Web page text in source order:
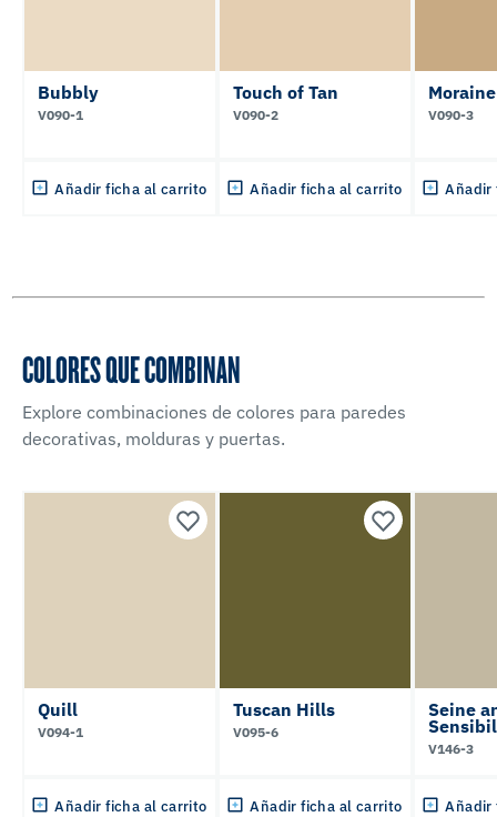
Bubbly
V090-1
Añadir ficha al carrito
Touch of Tan
V090-2
Añadir ficha al carrito
Moraine
V090-3
Añadir
COLORES QUE COMBINAN
Explore combinaciones de colores para paredes
decorativas, molduras y puertas.
Quill
V094-1
Añadir ficha al carrito
Tuscan Hills
V095-6
Añadir ficha al carrito
Seine
V146-3
Añadir